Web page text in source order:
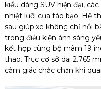
kiểu dáng SUV hiện đại,
nhiệt lưỡi cưa táo bạo. Hệ
sau giúp xe không chỉ nổi
trong điều kiện ánh sáng
kết hợp cùng bộ mâm 19
thao. Trục cơ sở dài 2.765
cảm giác chắc chắn khi